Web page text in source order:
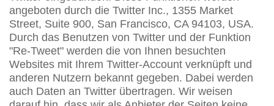
angeboten durch die Twitter Inc., 1355 Market
Street, Suite 900, San Francisco, CA 94103, USA.
Durch das Benutzen von Twitter und der Funktion
"Re-Tweet" werden die von Ihnen besuchten
Websites mit Ihrem Twitter-Account verknüpft und
anderen Nutzern bekannt gegeben. Dabei werden
auch Daten an Twitter übertragen. Wir weisen